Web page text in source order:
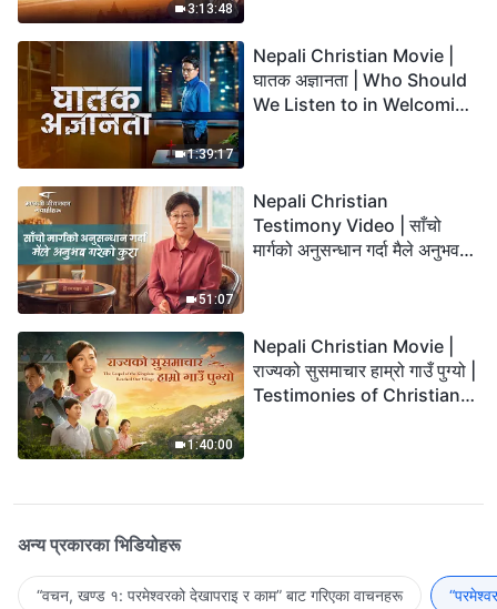
3:13:48
1:39:17
Nepali Christian Movie |
घातक अज्ञानता | Who Should
We Listen to in Welcoming
51:07
Nepali Christian
Testimony Video | साँचो
मार्गको अनुसन्धान गर्दा मैले अनुभव
1:40:00
Nepali Christian Movie |
राज्यको सुसमाचार हाम्रो गाउँ पुग्यो |
Testimonies of Christians
अन्य प्रकारका भिडियोहरू
“वचन, खण्ड १: परमेश्‍वरको देखापराइ र काम” बाट गरिएका वाचनहरू